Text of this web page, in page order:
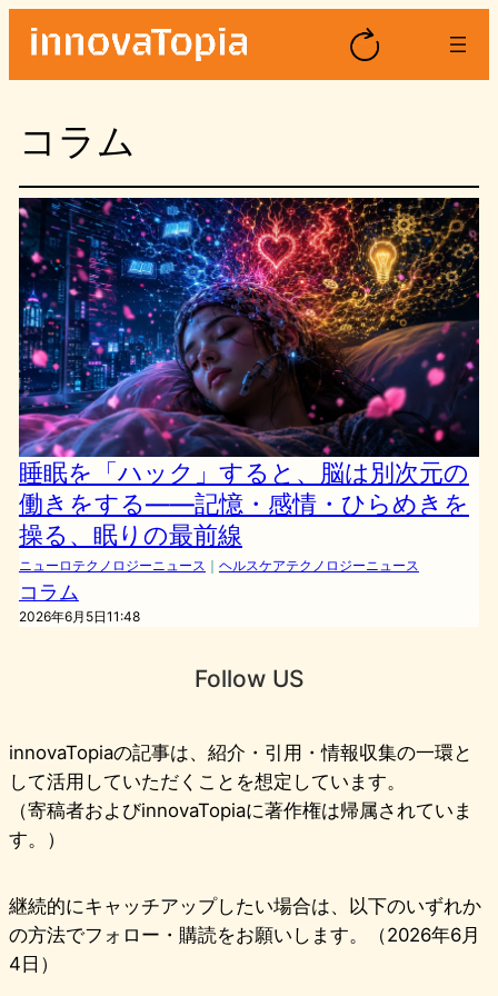
を
キ
プ
コラム
睡眠を「ハック」すると、脳は別次元の
働きをする——記憶・感情・ひらめきを
操る、眠りの最前線
ニューロテクノロジーニュース ｜ ヘルスケアテクノロジーニュース
コラム
2026年6月5日11:48
Follow US
innovaTopiaの記事は、紹介・引用・情報収集の一環と
して活用していただくことを想定しています。
（寄稿者およびinnovaTopiaに著作権は帰属されていま
す。）
継続的にキャッチアップしたい場合は、以下のいずれか
の方法でフォロー・購読をお願いします。（2026年6月
4日）